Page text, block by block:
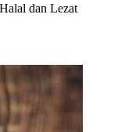
dan Lezat